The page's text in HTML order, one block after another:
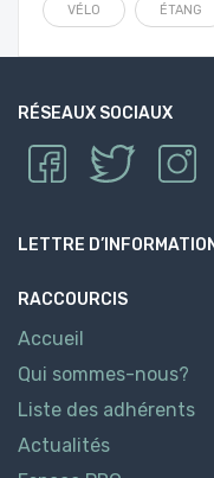
VÉLO ÉTANG
RÉSEAUX SOCIAUX
LETTRE
RACCOURCIS
Accueil
Qui sommes-nous?
Liste des adhérents
Actualités